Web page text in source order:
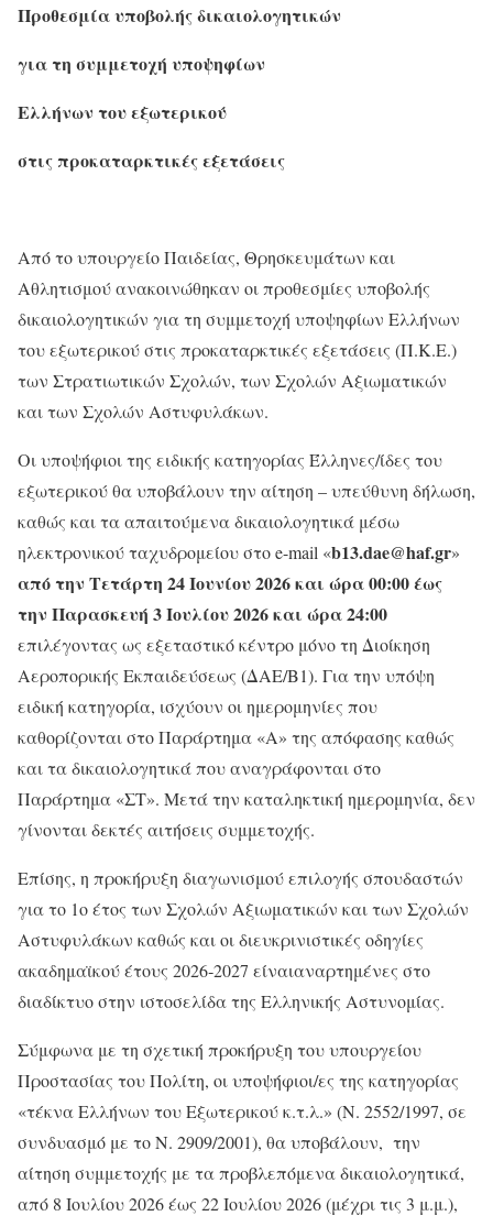
Προθεσμία υποβολής δικαιολογητικών
για τη συμμετοχή υποψηφίων
Ελλήνων του εξωτερικού
στις προκαταρκτικές εξετάσεις
Από το υπουργείο Παιδείας, Θρησκευμάτων και
Αθλητισμού ανακοινώθηκαν οι προθεσμίες υποβολής
δικαιολογητικών για τη συμμετοχή υποψηφίων Ελλήνων
του εξωτερικού στις προκαταρκτικές εξετάσεις (Π.Κ.Ε.)
των Στρατιωτικών Σχολών, των Σχολών Αξιωματικών
και των Σχολών Αστυφυλάκων.
Οι υποψήφιοι της ειδικής κατηγορίας Έλληνες/ίδες του
εξωτερικού θα υποβάλουν την αίτηση – υπεύθυνη δήλωση,
καθώς και τα απαιτούμενα δικαιολογητικά μέσω
ηλεκτρονικού ταχυδρομείου στο e-mail «b13.dae@haf.gr»
από την Τετάρτη 24 Ιουνίου 2026και ώρα 00:00 έως
την Παρασκευή 3 Ιουλίου 2026 και ώρα 24:00
επιλέγοντας ως εξεταστικό κέντρο μόνο τη Διοίκηση
Αεροπορικής Εκπαιδεύσεως (ΔΑΕ/Β1). Για την υπόψη
ειδική κατηγορία, ισχύουν οι ημερομηνίες που
καθορίζονται στο Παράρτημα «Α» της απόφασης καθώς
και τα δικαιολογητικά που αναγράφονται στο
Παράρτημα «ΣΤ». Μετά την καταληκτική ημερομηνία, δεν
γίνονται δεκτές αιτήσεις συμμετοχής.
Επίσης, η προκήρυξη διαγωνισμού επιλογής σπουδαστών
για το 1ο έτος των Σχολών Αξιωματικών και των Σχολών
Αστυφυλάκων καθώς και οι διευκρινιστικές οδηγίες
ακαδημαϊκού έτους 2026‐2027 είναιαναρτημένες στο
διαδίκτυο στην ιστοσελίδα της Ελληνικής Αστυνομίας.
Σύμφωνα με τη σχετική προκήρυξη του υπουργείου
Προστασίας του Πολίτη, οι υποψήφιοι/ες της κατηγορίας
«τέκνα Ελλήνων του Εξωτερικού κ.τ.λ.» (Ν. 2552/1997, σε
συνδυασμό με το Ν. 2909/2001), θα υποβάλουν, την
αίτηση συμμετοχής με τα προβλεπόμενα δικαιολογητικά,
από 8 Ιουλίου 2026 έως 22 Ιουλίου 2026 (μέχρι τις 3 μ.μ.),